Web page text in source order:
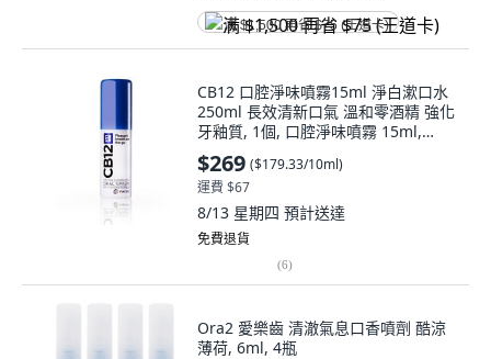
满 $1,500 再省 $75 (王道卡)
CB12 口腔淨味噴霧15ml 淨白漱口水
250ml 長效清新口氣 溫和零酒精 強化
牙釉質, 1個, 口腔淨味噴霧 15ml,
15ml
$269 ($179.33/10ml)
運費 $67
8/13 星期四 預計送達
免費退貨
(6)
Ora2 愛樂齒 清澈氣息口香噴劑 酷涼
薄荷, 6ml, 4瓶